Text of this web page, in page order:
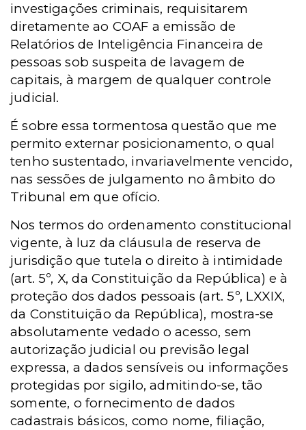
investigações criminais, requisitarem
diretamente ao COAF a emissão de
Relatórios de Inteligência Financeira de
pessoas sob suspeita de lavagem de
capitais, à margem de qualquer controle
judicial.
É sobre essa tormentosa questão que me
permito externar posicionamento, o qual
tenho sustentado, invariavelmente vencido,
nas sessões de julgamento no âmbito do
Tribunal em que ofício.
Nos termos do ordenamento constitucional
vigente, à luz da cláusula de reserva de
jurisdição que tutela o direito à intimidade
(art. 5º, X, da Constituição da República) e à
proteção dos dados pessoais (art. 5º, LXXIX,
da Constituição da República), mostra-se
absolutamente vedado o acesso, sem
autorização judicial ou previsão legal
expressa, a dados sensíveis ou informações
protegidas por sigilo, admitindo-se, tão
somente, o fornecimento de dados
cadastrais básicos, como nome, filiação,